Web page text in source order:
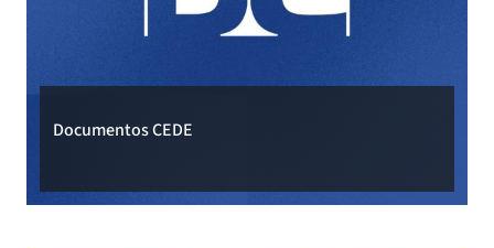
Documentos CEDE